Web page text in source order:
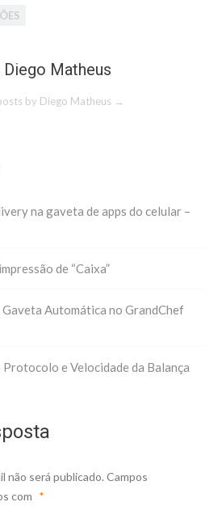
Matheus
by Diego Matheus →
na gaveta de apps do celular –
de “Caixa”
Automática no GrandChef
e Velocidade da Balança
não será publicado. Campos
com *